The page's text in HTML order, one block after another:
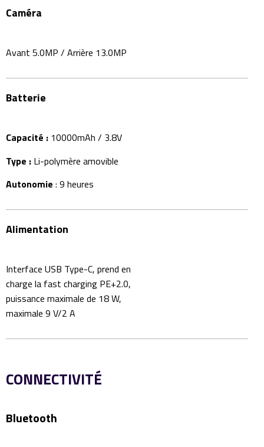
Caméra
Avant 5.0MP / Arrière 13.0MP
Batterie
Capacité : 10000mAh / 3.8V
Type :Li-polymère amovible
Autonomie : 9 heures
Alimentation
Interface USB Type-C, prend en
charge la fast charging PE+2.0,
puissance maximale de 18 W,
maximale 9 V/2 A
CONNECTIVITÉ
Bluetooth